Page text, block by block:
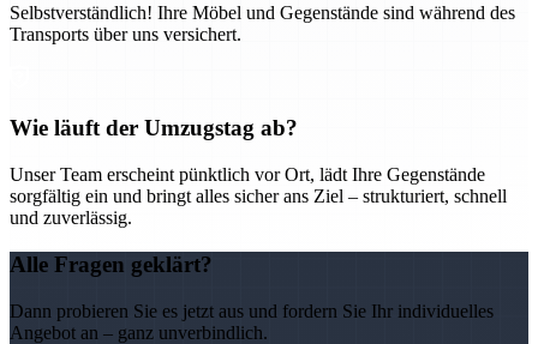
Selbstverständlich! Ihre Möbel und Gegenstände sind während des
Transports über uns versichert.
Wie läuft der Umzugstag ab?
Unser Team erscheint pünktlich vor Ort, lädt Ihre Gegenstände
sorgfältig ein und bringt alles sicher ans Ziel – strukturiert, schnell
und zuverlässig.
Alle Fragen geklärt?
Dann probieren Sie es jetzt aus und fordern Sie Ihr individuelles
Angebot an – ganz unverbindlich.